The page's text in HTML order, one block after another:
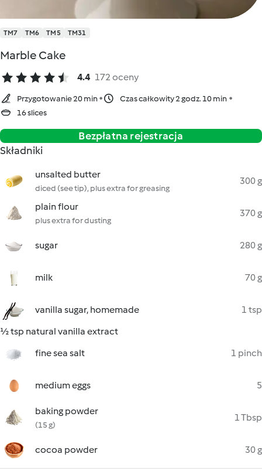
TM7 TM6 TM5 TM31
Marble Cake
4.4 172 oceny
Przygotowanie 20 min
Czas całkowity 2 godz. 10 min
16 slices
Bezpłatna rejestracja
Składniki
unsalted butter
diced (see tip), plus extra for greasing
300 g
plain flour
plus extra for dusting
370 g
sugar 280 g
milk 70 g
vanilla sugar, homemade
1 tsp
½ tsp natural vanilla extract
fine sea salt
1 pinch
medium eggs 5
baking powder
(15 g)
1 Tbsp
cocoa powder 30 g